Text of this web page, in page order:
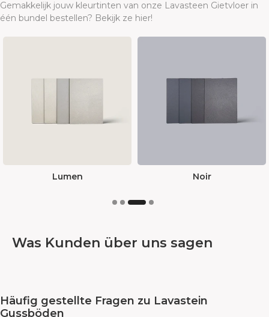
Gemakkelijk jouw kleurtinten van onze Lavasteen Gietvloer in
één bundel bestellen? Bekijk ze hier!
Noir Mesa
Was Kunden über uns sagen
Häufig gestellte Fragen zu Lavastein
Gussböden